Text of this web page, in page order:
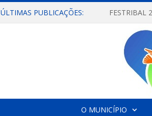
ÚLTIMAS PUBLICAÇÕES:
O MUNICÍPIO